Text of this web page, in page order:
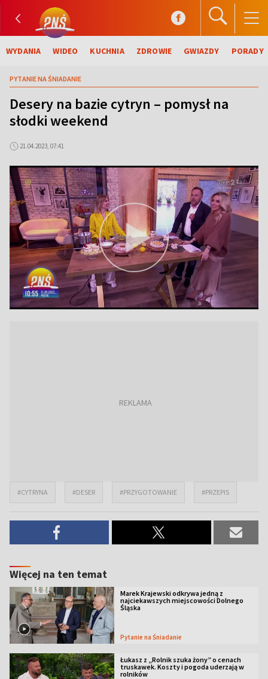
WYDANIA WIDEO KUCHNIA ZDROWIE GWIAZDY PORADY
PYTANIE NA ŚNIADANIE
Desery na bazie cytryn – pomysł na
słodki weekend
21.04.2023, 07:41
#CYTRYNA #DESER #PRZYGOTOWANIE #PRZEPIS
Więcej na ten temat
Marek Krajewski odkrywa jedną z
najciekawszych miejscowości Dolnego
Śląska
Pytanie na Śniadanie
Łukasz z „Rolnik szuka żony” o cenach
truskawek. Koszty i pogoda uderzają w
rolników